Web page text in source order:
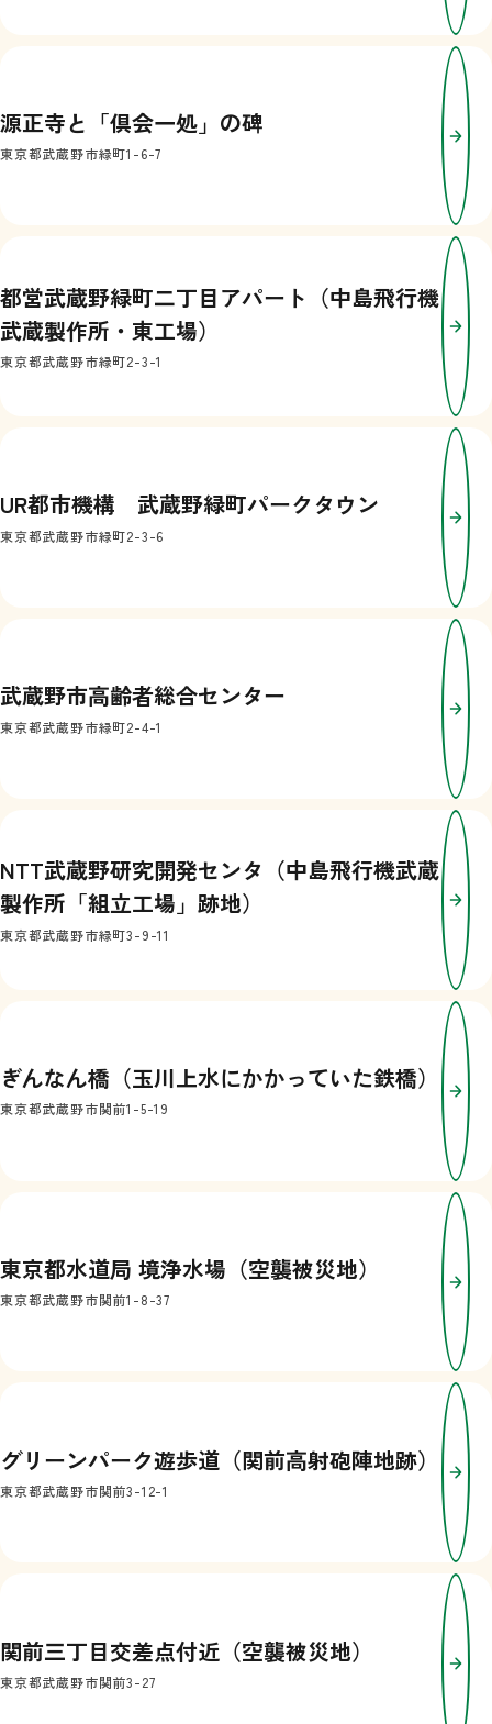
源正寺と「倶会一処」の碑
東京都武蔵野市緑町1-6-7
都営武蔵野緑町二丁目アパート（中島飛行機
武蔵製作所・東工場）
東京都武蔵野市緑町2-3-1
UR都市機構 武蔵野緑町パークタウン
東京都武蔵野市緑町2-3-6
武蔵野市高齢者総合センター
東京都武蔵野市緑町2-4-1
NTT武蔵野研究開発センタ（中島飛行機武蔵
製作所「組立工場」跡地）
東京都武蔵野市緑町3-9-11
ぎんなん橋（玉川上水にかかっていた鉄橋）
東京都武蔵野市関前1-5-19
東京都水道局 境浄水場（空襲被災地）
東京都武蔵野市関前1-8-37
グリーンパーク遊歩道（関前高射砲陣地跡）
東京都武蔵野市関前3-12-1
関前三丁目交差点付近（空襲被災地）
東京都武蔵野市関前3-27